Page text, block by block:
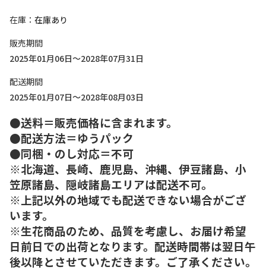
在庫
在庫あり
販売期間
2025年01月06日～2028年07月31日
配送期間
2025年01月07日～2028年08月03日
●送料＝販売価格に含まれます。
●配送方法＝ゆうパック
●同梱・のし対応＝不可
※北海道、長崎、鹿児島、沖縄、伊豆諸島、小
笠原諸島、隠岐諸島エリアは配送不可。
※上記以外の地域でも配送できない場合がござ
います。
※生花商品のため、品質を考慮し、お届け希望
日前日での出荷となります。配送時間帯は翌日午
後以降とさせていただきます。ご了承ください。